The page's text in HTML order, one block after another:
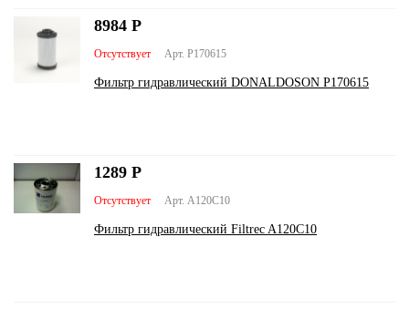
Арт. P170615
Отсутствует
Фильтр гидравлический DONALDOSON P170615
8984 Р
Арт. A120C10
Отсутствует
Фильтр гидравлический Filtrec A120C10
1289 Р